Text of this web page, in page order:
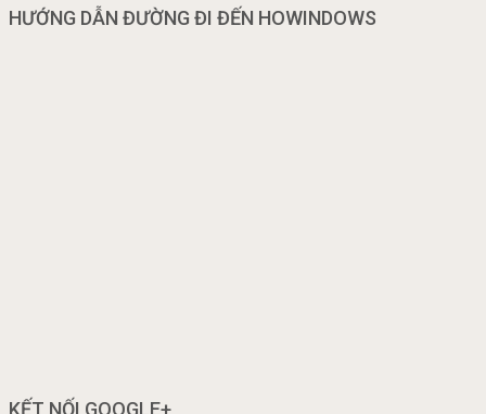
HƯỚNG DẪN ĐƯỜNG ĐI ĐẾN HOWINDOWS
KẾT NỐI GOOGLE+